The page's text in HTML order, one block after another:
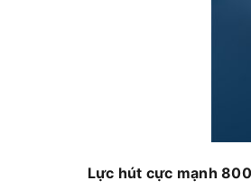
Lực hút cực mạnh